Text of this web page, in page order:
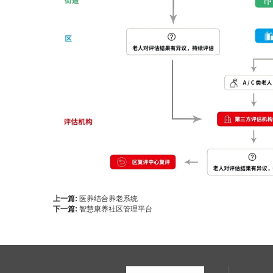
上一篇: 医养结合养老系统
下一篇: 智慧康养社区管理平台